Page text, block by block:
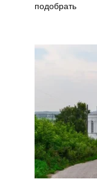
подобрать